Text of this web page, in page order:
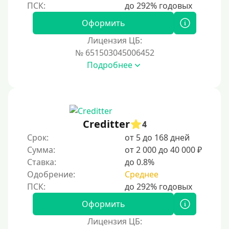
Наличными
По телефону
На дебетовую карту
На кредитную карту
На виртуальную карту
На неименную карту
На именную карту
На зарплатную карту
На чужую карту без отказа
Оформить
Лицензия ЦБ:
№ 651503045006452
Подробнее
Creditter
4
Срок:
от 5 до 168 дней
Сумма:
от 2 000 до 40 000 ₽
Ставка:
до 0.8%
Одобрение:
Среднее
Оформить
Лицензия ЦБ: